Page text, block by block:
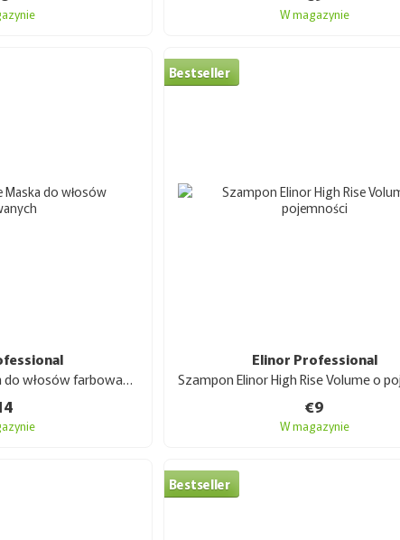
głębokie nawilżenie i odbudowę włosów.
Te składniki sprawiają, że produkty Elinor są
Elinor Professional — to połączenie
zdrowie włosów. Marka oferuje szeroki wybór
Przy uwzględnieniu dostępności i wysokiej
zdrowie i piękno swoich włosów.
W magazynie
Elinor Color Save Maska do włosów farbowanych 1 l
Bestseller
Elinor Professional
€9
W magazynie
Bestseller